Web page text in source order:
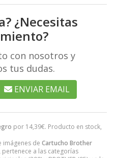
por 14,39€. Producto en stock,
imágenes de Cartucho Brother
pertenece a las categorías
¿Necesitas
con nosotros y
tus dudas.
ENVIAR EMAIL